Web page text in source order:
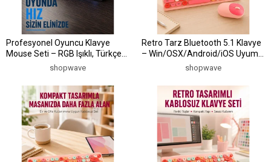
Profesyonel Oyuncu Klavye
Mouse Seti – RGB Işıklı, Türkçe
Q, DPI Ayarlı, Dayanıklı Gövde
shopwave
Retro Tarz Bluetooth 5.1 Klavye
– Win/OSX/Android/iOS Uyumlu
shopwave